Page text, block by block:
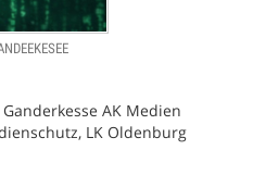
AK Medien
LK Oldenburg